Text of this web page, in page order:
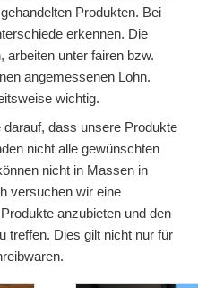
Produkten. Bei
erkennen. Die
arbeiten unter fairen bzw.
angemessenen Lohn.
wichtig.
dass unsere Produkte
nicht alle gewünschten
nicht in Massen in
versuchen wir eine
anzubieten und den
treffen. Dies gilt nicht nur für